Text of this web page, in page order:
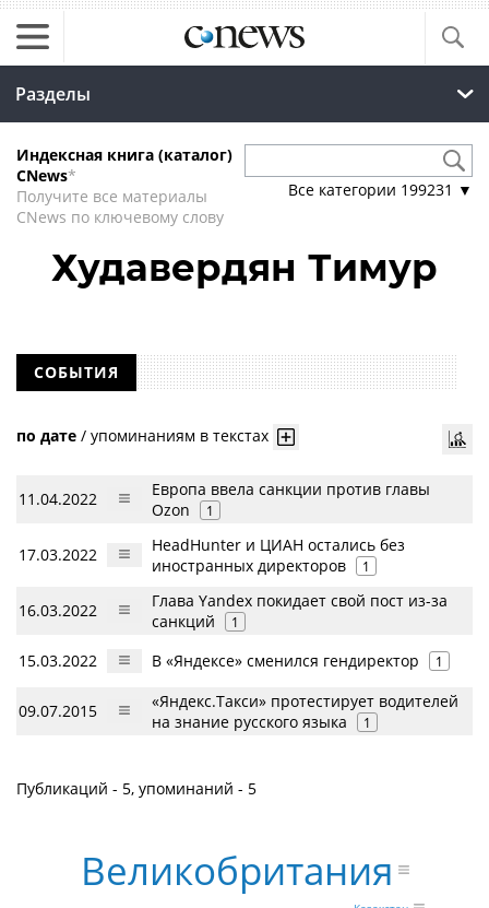
Разделы
Индексная книга (каталог)
CNews*
Получите все материалы
CNews по ключевому слову
Все категории 199231 ▼
Худавердян Тимур
СОБЫТИЯ
по дате / упоминаниям в текстах
11.04.2022
Европа ввела санкции против главы
Ozon
1
17.03.2022
HeadHunter и ЦИАН остались без
иностранных директоров
1
16.03.2022
Глава Yandex покидает свой пост из-за
санкций
1
15.03.2022 В «Яндексе» сменился гендиректор 1
09.07.2015
«Яндекс.Такси» протестирует водителей
на знание русского языка
1
Публикаций - 5, упоминаний - 5
Великобритания